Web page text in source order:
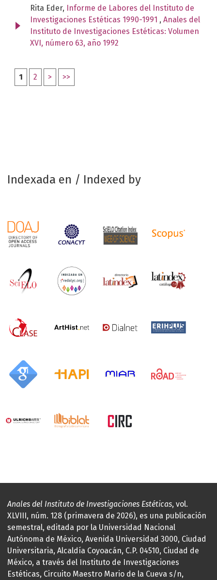
Rita Eder, Informe de Labores del Instituto de
Investigaciones Estéticas 1990-1991 , Anales del
Instituto de Investigaciones Estéticas: Volumen
XVI, número 63, año 1992
1 2 > >>
Indexada en / Indexed by
Anales del Instituto de Investigaciones Estéticas, vol.
XLVIII, núm. 128 (primavera de 2026), es una publicación
semestral, editada por la Universidad Nacional
Autónoma de México, Avenida Universidad 3000, Ciudad
Universitaria, Alcaldía Coyoacán, C.P. 04510, Ciudad de
México, a través del Instituto de Investigaciones
Estéticas, Circuito Maestro Mario de la Cueva s/n,